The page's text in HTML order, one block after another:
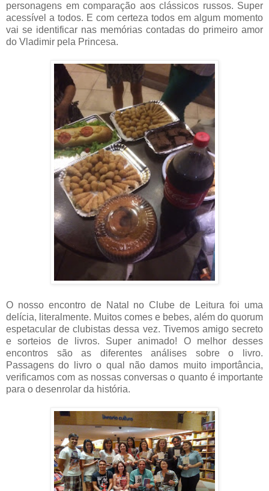
personagens em comparação aos clássicos russos. Super
acessível a todos. E com certeza todos em algum momento
vai se identificar nas memórias contadas do primeiro amor
do Vladimir pela Princesa.
O nosso encontro de Natal no Clube de Leitura foi uma
delícia, literalmente. Muitos comes e bebes, além do quorum
espetacular de clubistas dessa vez. Tivemos amigo secreto
e sorteios de livros. Super animado! O melhor desses
encontros são as diferentes análises sobre o livro.
Passagens do livro o qual não damos muito importância,
verificamos com as nossas conversas o quanto é importante
para o desenrolar da história.